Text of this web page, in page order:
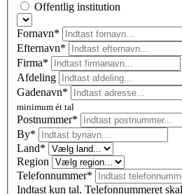
Offentlig institution
Fornavn*
Efternavn*
Firma*
Afdeling
Gadenavn*
minimum ét tal
Postnummer*
By*
Land*
Region
Telefonnummer*
Indtast kun tal. Telefonnummeret